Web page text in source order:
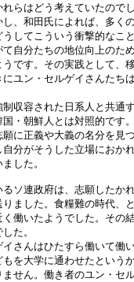
らはどう考えていたので
、和田氏によれば、多く
してこういう衝撃的なこ
自分たちの地位向上のた
です。その実践として、
ユン・セルゲイさんたち
収容された日系人と共通
・朝鮮人とは対照的です
に正義や大義の名分を見
分がそうした立場におか
した。
ソ連政府は、志願したか
ました。食糧難の時代、
働いたようでした。その
た。
さんはひたすら働いて働
を大学に通わせたという
せん。働き者のユン・セ